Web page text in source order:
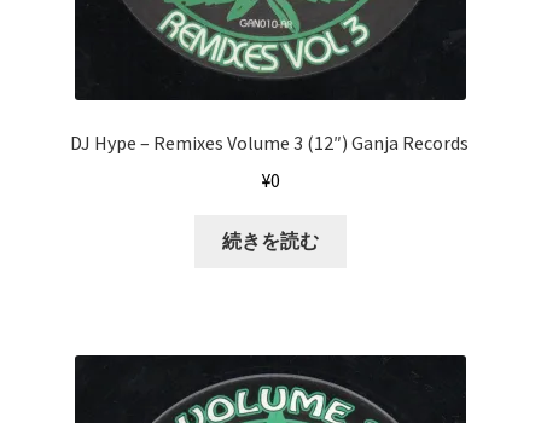
DJ Hype ‎– Remixes Volume 3 (12″) Ganja Records ‎
¥0
続きを読む